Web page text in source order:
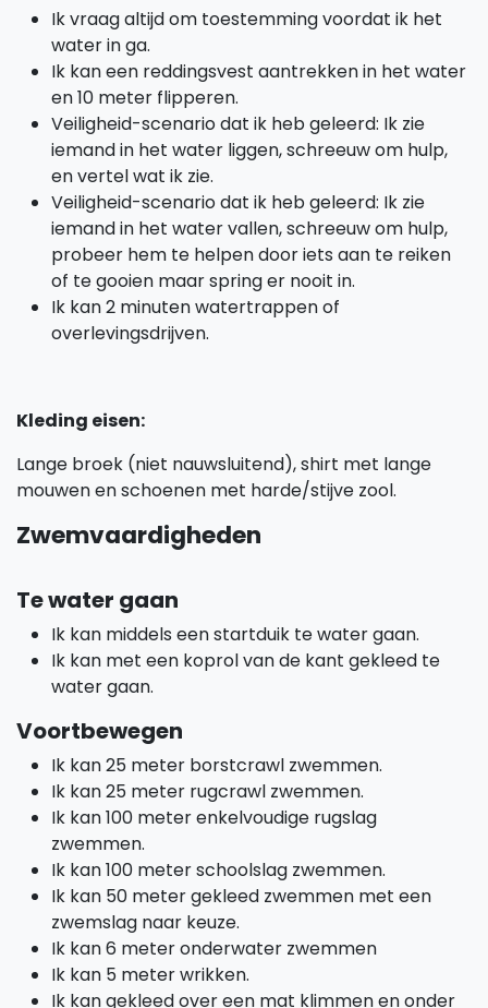
Ik vraag altijd om toestemming voordat ik het
water in ga.
Ik kan een reddingsvest aantrekken in het water
en 10 meter flipperen.
Veiligheid-scenario dat ik heb geleerd: Ik zie
iemand in het water liggen, schreeuw om hulp,
en vertel wat ik zie.
Veiligheid-scenario dat ik heb geleerd: Ik zie
iemand in het water vallen, schreeuw om hulp,
probeer hem te helpen door iets aan te reiken
of te gooien maar spring er nooit in.
Ik kan 2 minuten watertrappen of
overlevingsdrijven.
Kleding eisen:
Lange broek (niet nauwsluitend), shirt met lange
mouwen en schoenen met harde/stijve zool.
Zwemvaardigheden
Te water gaan
Ik kan middels een startduik te water gaan.
Ik kan met een koprol van de kant gekleed te
water gaan.
Voortbewegen
Ik kan 25 meter borstcrawl zwemmen.
Ik kan 25 meter rugcrawl zwemmen.
Ik kan 100 meter enkelvoudige rugslag
zwemmen.
Ik kan 100 meter schoolslag zwemmen.
Ik kan 50 meter gekleed zwemmen met een
zwemslag naar keuze.
Ik kan 6 meter onderwater zwemmen
Ik kan 5 meter wrikken.
Ik kan gekleed over een mat klimmen en onder